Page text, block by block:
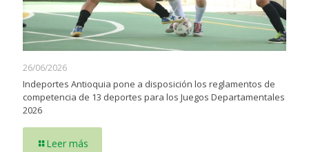
26/06/2026
Indeportes Antioquia pone a disposición los reglamentos de
competencia de 13 deportes para los Juegos Departamentales
2026
Leer más